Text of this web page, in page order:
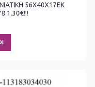
56Χ40Χ17ΕΚ
1.30€!!!